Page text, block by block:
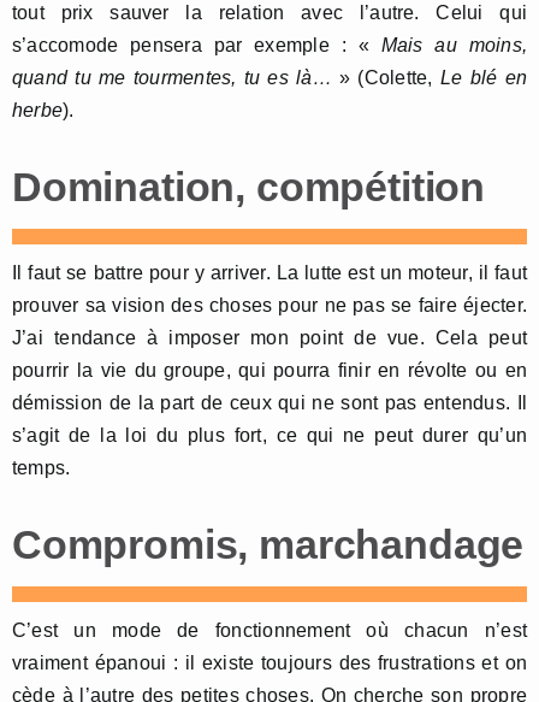
tout prix sauver la relation avec l’autre. Celui qui
s’accomode pensera par exemple : « Mais au moins,
quand tu me tourmentes, tu es là… » (Colette, Le blé en
herbe).
Domination, compétition
Il faut se battre pour y arriver. La lutte est un moteur, il faut
prouver sa vision des choses pour ne pas se faire éjecter.
J’ai tendance à imposer mon point de vue. Cela peut
pourrir la vie du groupe, qui pourra finir en révolte ou en
démission de la part de ceux qui ne sont pas entendus. Il
s’agit de la loi du plus fort, ce qui ne peut durer qu’un
temps.
Compromis, marchandage
C’est un mode de fonctionnement où chacun n’est
vraiment épanoui : il existe toujours des frustrations et on
cède à l’autre des petites choses. On cherche son propre